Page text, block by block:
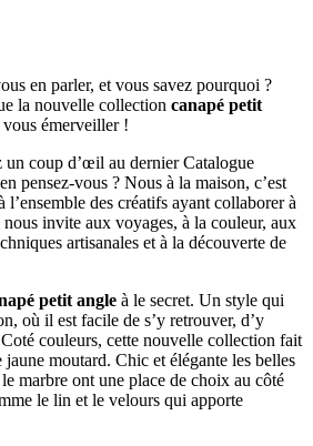
en parler, et vous savez pourquoi ?
la nouvelle collection canapé petit
émerveiller !
coup d’œil au dernier Catalogue
pensez-vous ? Nous à la maison, c’est
des créatifs ayant collaborer à
invite aux voyages, à la couleur, aux
artisanales et à la découverte de
petit angle à le secret. Un style qui
où il est facile de s’y retrouver, d’y
couleurs, cette nouvelle collection fait
moutard. Chic et élégante les belles
marbre ont une place de choix au côté
le lin et le velours qui apporte